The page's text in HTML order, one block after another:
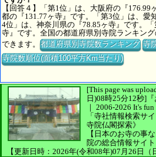
【回答４】「第1位」は、大阪府の『
都の『131.77ヶ寺』です。「第3位」は、愛
4位」は、神奈川県の『78.85ヶ寺』です。
寺』です。全国の都道府県別寺院ランキン
できます。都道府県別寺院数ランキング 寺
寺院数順位(面積100平方Km当たり)
[This page was
日)08時25分12秒]
｜ 2006-2026 It's fun
「寺社情報検索サイ
寺院仏閣探索》
【日本のお寺の事
院の総合情報サイ
【更新日時：2026年(令和08年)07月26日（